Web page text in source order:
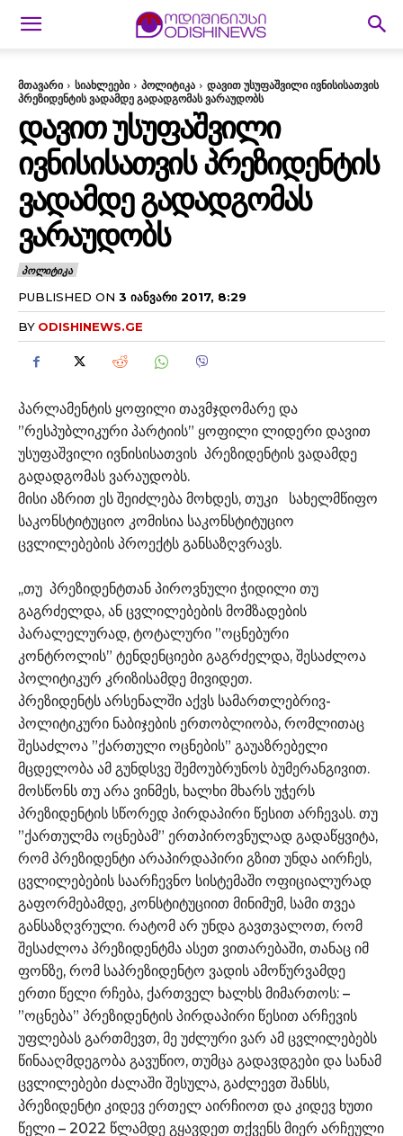
მთავარი სიახლეები პოლიტიკა
დავით უსუფაშვილი ივნისისათვის
პრეზიდენტის ვადამდე გადადგომას ვარაუდობს
ᲓᲐᲕᲘᲗ ᲣᲡᲣᲤᲐᲨᲕᲘᲚᲘ
ᲘᲕᲜᲘᲡᲘᲡᲐᲗᲕᲘᲡ ᲞᲠᲔᲖᲘᲓᲔᲜᲢᲘᲡ
ᲕᲐᲓᲐᲛᲓᲔ ᲒᲐᲓᲐᲓᲒᲝᲛᲐᲡ
ᲕᲐᲠᲐᲣᲓᲝᲑᲡ
ᲞᲝᲚᲘᲢᲘᲙᲐ
PUBLISHED ON 3 ᲘᲐᲜᲕᲐᲠᲘ 2017, 8:29
BY ODISHINEWS.GE
პარლამენტის ყოფილი თავმჯდომარე და
”რესპუბლიკური პარტიის” ყოფილი ლიდერი დავით
უსუფაშვილი ივნისისათვის პრეზიდენტის ვადამდე
გადადგომას ვარაუდობს.
მისი აზრით ეს შეიძლება მოხდეს, თუკი სახელმწიფო
საკონსტიტუციო კომისია საკონსტიტუციო
ცვლილებების პროექტს განსაზღვრავს.
,,თუ პრეზიდენტთან პიროვნული ჭიდილი თუ
გაგრძელდა, ან ცვლილებების მომზადების
პარალელურად, ტოტალური ”ოცნებური
კონტროლის” ტენდენციები გაგრძელდა, შესაძლოა
პოლიტიკურ კრიზისამდე მივიდეთ.
პრეზიდენტს არსენალში აქვს სამართლებრივ-
პოლიტიკური ნაბიჯების ერთობლიობა, რომლითაც
შესაძლოა ”ქართული ოცნების” გაუაზრებელი
მცდელობა ამ გუნდსვე შემოუბრუნოს ბუმერანგივით.
მოსწონს თუ არა ვინმეს, ხალხი მხარს უჭერს
პრეზიდენტის სწორედ პირდაპირი წესით არჩევას. თუ
”ქართულმა ოცნებამ” ერთპიროვნულად გადაწყვიტა,
რომ პრეზიდენტი არაპირდაპირი გზით უნდა აირჩეს,
ცვლილებების საარჩევნო სისტემაში ოფიციალურად
გაფორმებამდე, კონსტიტუციით მინიმუმ, სამი თვეა
განსაზღვრული. რატომ არ უნდა გავთვალოთ, რომ
შესაძლოა პრეზიდენტმა ასეთ ვითარებაში, თანაც იმ
ფონზე, რომ საპრეზიდენტო ვადის ამოწურვამდე
ერთი წელი რჩება, ქართველ ხალხს მიმართოს: –
”ოცნება” პრეზიდენტის პირდაპირი წესით არჩევის
უფლებას გართმევთ, მე უძლური ვარ ამ ცვლილებებს
წინააღმდეგობა გავუწიო, თუმცა გადავდგები და სანამ
ცვლილებები ძალაში შესულა, გაძლევთ შანსს,
პრეზიდენტი კიდევ ერთელ აირჩიოთ და კიდევ ხუთი
წელი – 2022 წლამდე გყავდეთ თქვენს მიერ არჩეული